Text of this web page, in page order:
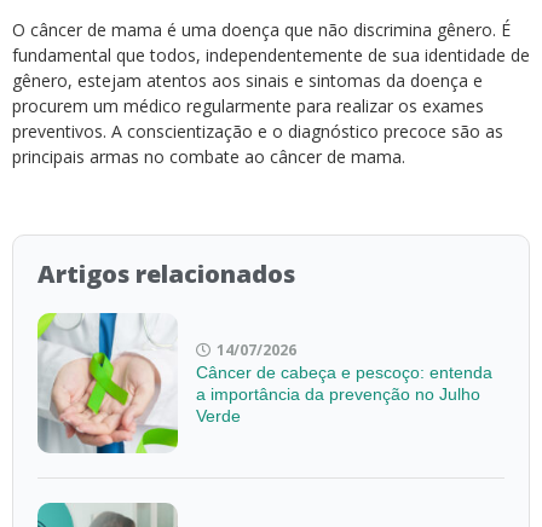
O câncer de mama é uma doença que não discrimina gênero. É
fundamental que todos, independentemente de sua identidade de
gênero, estejam atentos aos sinais e sintomas da doença e
procurem um médico regularmente para realizar os exames
preventivos. A conscientização e o diagnóstico precoce são as
principais armas no combate ao câncer de mama.
Artigos relacionados
14/07/2026
Câncer de cabeça e pescoço: entenda
a importância da prevenção no Julho
Verde